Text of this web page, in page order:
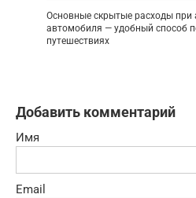
Основные скрытые расходы при
автомобиля — удобный способ
путешествиях
Добавить комментарий
Имя
Email